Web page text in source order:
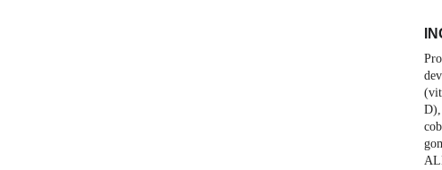
D),